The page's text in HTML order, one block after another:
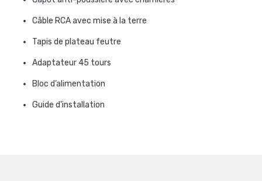
Câble RCA avec mise à la terre
Tapis de plateau feutre
Adaptateur 45 tours
Bloc d’alimentation
Guide d'installation